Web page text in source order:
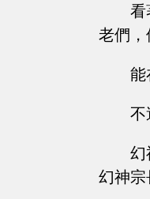
看
老們，
能
不
幻
幻神宗